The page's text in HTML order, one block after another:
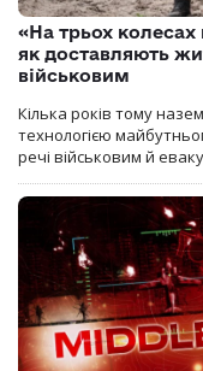
«На трьох колесах
як доставляють
військовим
Кілька років тому
технологією
речі військовим й